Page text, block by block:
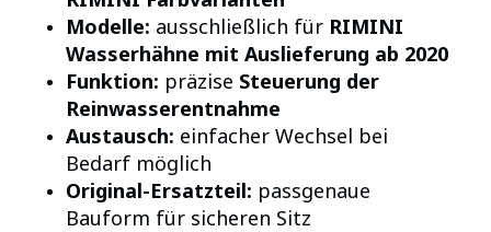
Modelle: ausschließlich für RIMINI
Wasserhähne mit Auslieferung ab 2020
Funktion: präzise Steuerung der
Reinwasserentnahme
Austausch: einfacher Wechsel bei
Bedarf möglich
Original-Ersatzteil: passgenaue
Bauform für sicheren Sitz